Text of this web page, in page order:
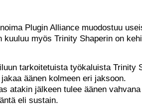
Plugin Alliance muodostuu
myös Trinity Shaperin on
tarkoitetuista työkaluista Trinity
äänen kolmeen eri jaksoon.
atakin jälkeen tulee äänen
eli sustain.